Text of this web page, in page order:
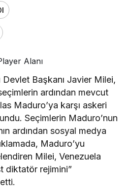
Alanı
Devlet Başkanı Javier Milei,
ardından mevcut
Maduro’ya karşı askeri
Seçimlerin Maduro’nun
ardından sosyal medya
Maduro’yu
Milei, Venezuela
diktatör rejimini”